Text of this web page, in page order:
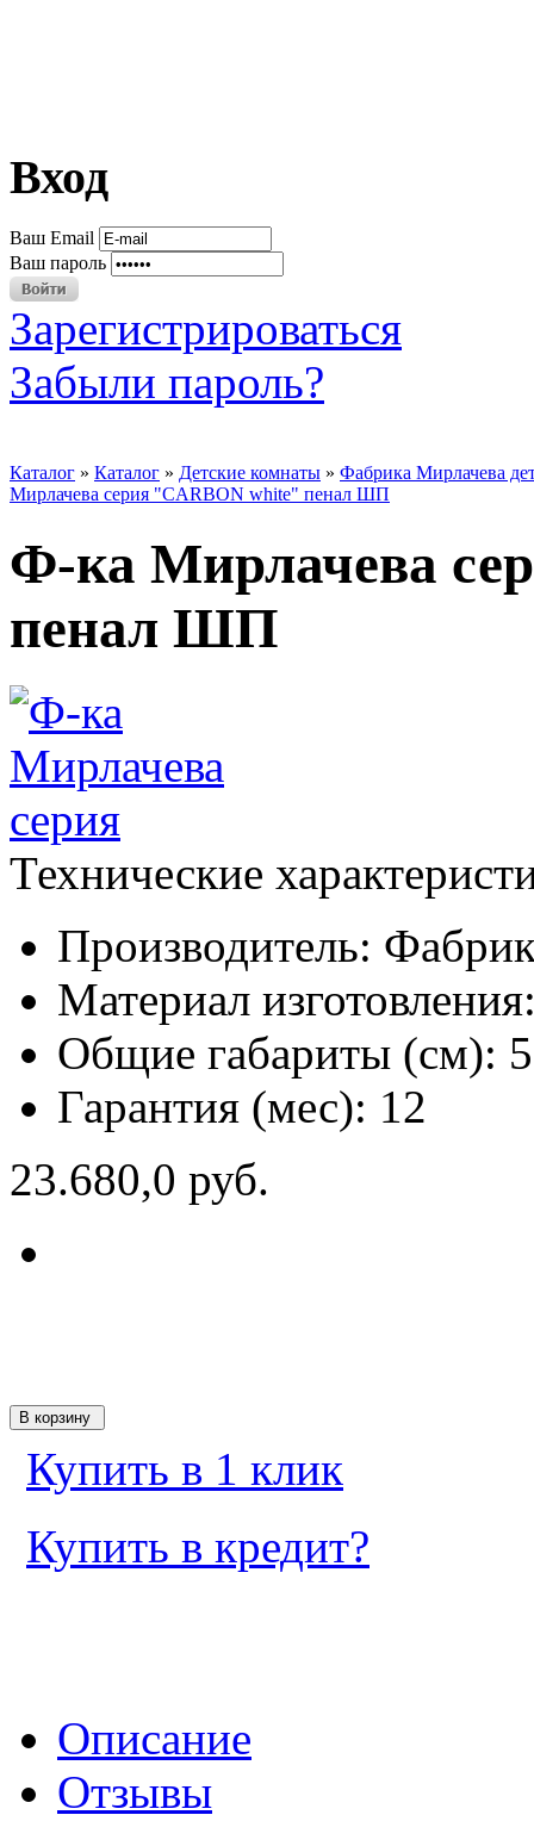
Вход
Ваш Email
Ваш пароль
Зарегистрироваться
Забыли пароль?
Каталог » Каталог » Детские комнаты » Фабрика Мирлачева
Мирлачева серия "CARBON white" пенал ШП
Ф-ка Мирлачева
пенал ШП
Технические
Производитель:
Материал
Общие габариты (см):
Гарантия (мес): 12
23.680,0 руб.
Купить в 1 клик
Купить в кредит?
Описание
Отзывы